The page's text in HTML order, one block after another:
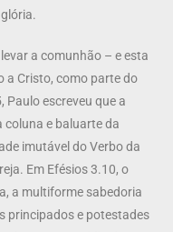
a comunhão – e esta
a Cristo, como parte do
Paulo escreveu que a
coluna e baluarte da
imutável do Verbo da
Em Efésios 3.10, o
a multiforme sabedoria
principados e potestades